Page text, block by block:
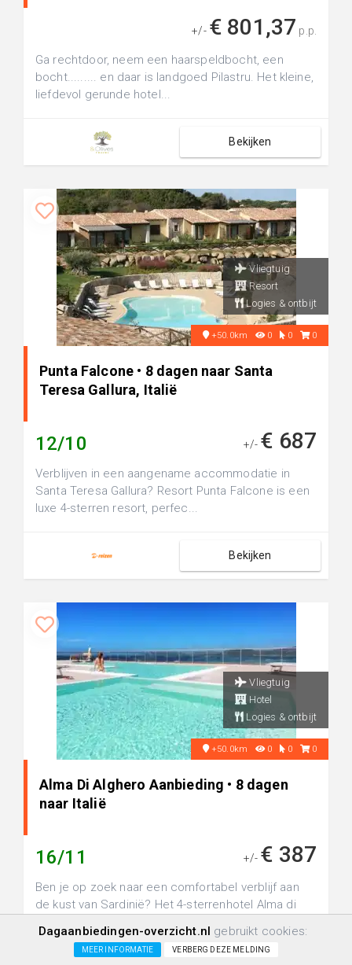
+/- € 801,37 p.p.
Ga rechtdoor, neem een haarspeldbocht, een
bocht......... en daar is landgoed Pilastru. Het kleine,
liefdevol gerunde hotel...
Bekijken
Vliegtuig
Resort
Logies & ontbijt
+50.0km 0 0 0
Punta Falcone • 8 dagen naar Santa
Teresa Gallura, Italië
12/10 +/- € 687
Verblijven in een aangename accommodatie in
Santa Teresa Gallura? Resort Punta Falcone is een
luxe 4-sterren resort, perfec...
Bekijken
Vliegtuig
Hotel
Logies & ontbijt
+50.0km 0 0 0
Alma Di Alghero Aanbieding • 8 dagen
naar Italië
16/11 +/- € 387
Ben je op zoek naar een comfortabel verblijf aan
de kust van Sardinië? Het 4-sterrenhotel Alma di
Dagaanbiedingen-overzicht.nl gebruikt cookies:
MEER INFORMATIE VERBERG DEZE MELDING